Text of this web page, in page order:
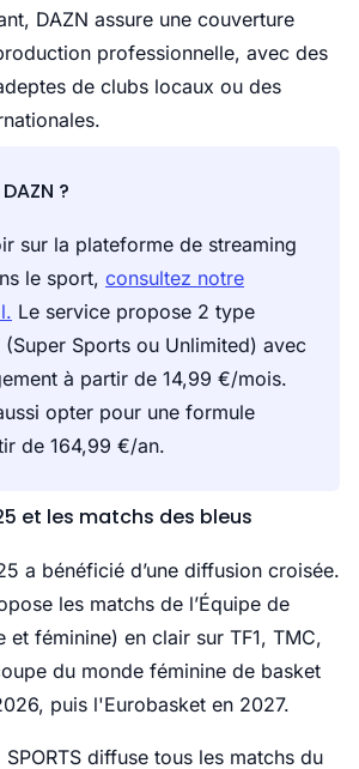
DAZN assure une couverture
professionnelle, avec des
de clubs locaux ou des
?
sur la plateforme de streaming
le sport, consultez notre
Le service propose 2 type
Sports ou Unlimited) avec
à partir de 14,99 €/mois.
opter pour une formule
de 164,99 €/an.
et les matchs des bleus
a bénéficié d’une diffusion croisée.
les matchs de l’Équipe de
et féminine) en clair sur TF1, TMC,
du monde féminine de basket
puis l'Eurobasket en 2027.
diffuse tous les matchs du